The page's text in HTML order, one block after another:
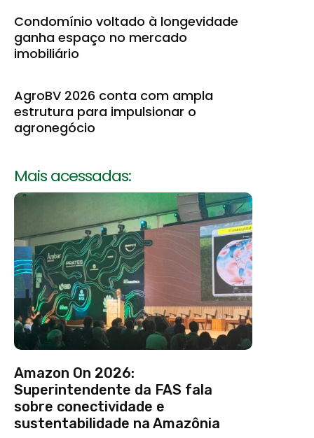
Condomínio voltado à longevidade
ganha espaço no mercado
imobiliário
AgroBV 2026 conta com ampla
estrutura para impulsionar o
agronegócio
Mais acessadas:
Amazon On 2026:
Superintendente da FAS fala
sobre conectividade e
sustentabilidade na Amazônia